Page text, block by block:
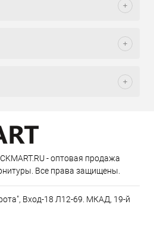
- оптовая продажа
Все права защищены.
Вход-18 Л12-69. МКАД, 19-й